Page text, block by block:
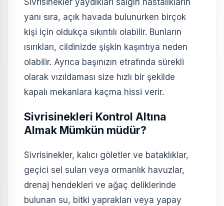
yanı sıra, açık havada bulunurken birçok
kişi için oldukça sıkıntılı olabilir. Bunların
ısırıkları, cildinizde şişkin kaşıntıya neden
olabilir. Ayrıca başınızın etrafında sürekli
olarak vızıldaması size hızlı bir şekilde
kapalı mekanlara kaçma hissi verir.
Sivrisinekleri Kontrol Altına
Almak Mümkün müdür?
Sivrisinekler, kalıcı göletler ve bataklıklar,
geçici sel suları veya ormanlık havuzlar,
drenaj hendekleri ve ağaç deliklerinde
bulunan su, bitki yaprakları veya yapay